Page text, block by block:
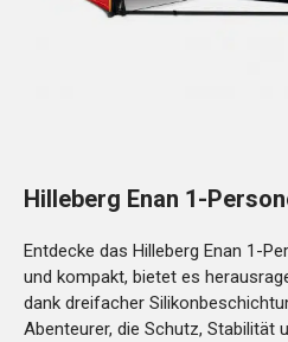
Hilleberg Enan 1-
Entdecke das Hilleberg Enan 1-
und kompakt, bietet es
dank dreifacher
Abenteurer, die Schutz, Stabilität